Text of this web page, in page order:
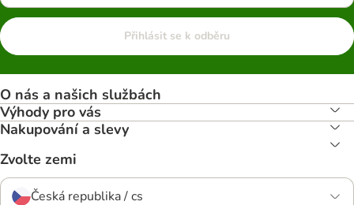
Přihlásit se k odběru
O nás a našich službách
Výhody pro vás
Nakupování a slevy
Zvolte zemi
Česká republika / cs